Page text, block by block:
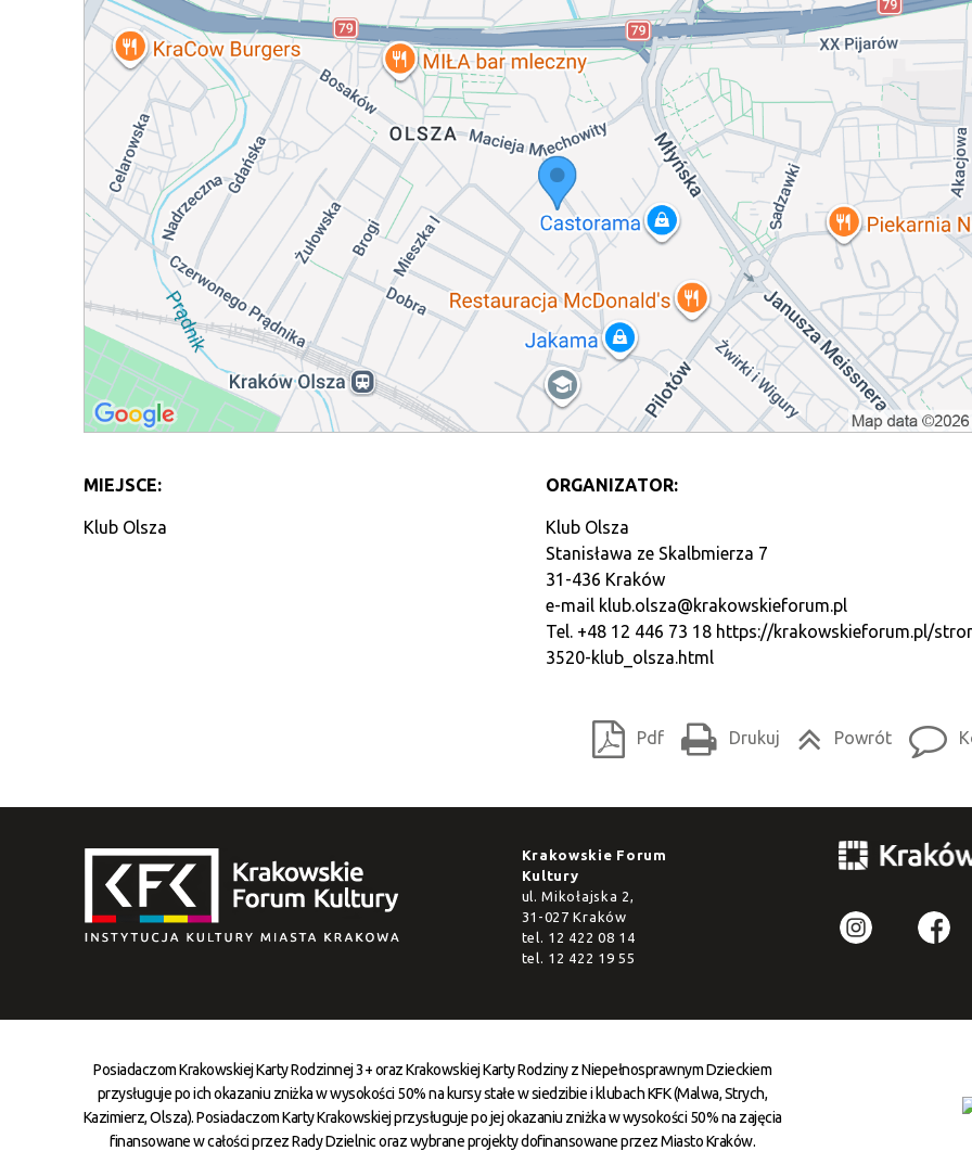
MIEJSCE:
Klub Olsza
ORGANIZATOR:
Klub Olsza
Stanisława ze Skalbmierza 7
31-436 Kraków
e-mail klub.olsza@krakowskieforum.pl
Tel. +48 12 446 73 18 https://krakowskieforum.pl/
3520-klub_olsza.html
Pdf Drukuj Powrót
Krakowskie Forum
Kultury
ul. Mikołajska 2,
31-027 Kraków
tel. 12 422 08 14
tel. 12 422 19 55
Posiadaczom Krakowskiej Karty Rodzinnej 3+ oraz Krakowskiej Karty Rodziny z Niepełnosprawnym Dzieckiem
przysługuje po ich okazaniu zniżka w wysokości 50% na kursy stałe w siedzibie i klubach KFK (Malwa, Strych,
Kazimierz, Olsza). Posiadaczom Karty Krakowskiej przysługuje po jej okazaniu zniżka w wysokości 50% na zajęcia
finansowane w całości przez Rady Dzielnic oraz wybrane projekty dofinansowane przez Miasto Kraków.